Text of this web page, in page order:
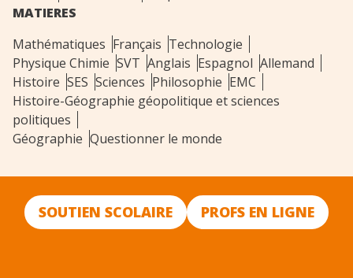
MATIERES
Mathématiques Français Technologie
Physique Chimie SVT Anglais Espagnol Allemand
Histoire SES Sciences Philosophie EMC
Histoire-Géographie géopolitique et sciences
politiques
Géographie Questionner le monde
SOUTIEN SCOLAIRE PROFS EN LIGNE